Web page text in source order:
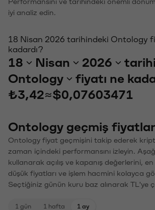
Performansını ve tarihindeki önemli
iyi analiz edin.
18 Nisan 2026 tarihindeki Ontology
kadardı?
18 Nisan 2026
Ontology
fiyatı ne
₺3,42≈$0,07603471
Ontology geçmiş
Ontology fiyat geçmişini takip ederek
zaman içindeki performansını izleyin.
kullanarak açılış ve kapanış değerlerini,
düşük fiyatları ve işlem hacmini kolayca
Seçtiğiniz günün kuru baz alınarak TL'ye
1 gün 1 hafta 1 ay